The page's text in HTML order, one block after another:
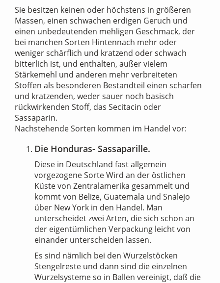
Sie besitzen keinen oder höchstens in größeren
Massen, einen schwachen erdigen Geruch und
einen unbedeutenden mehligen Geschmack, der
bei manchen Sorten Hintennach mehr oder
weniger schärflich und kratzend oder schwach
bitterlich ist, und enthalten, außer vielem
Stärkemehl und anderen mehr verbreiteten
Stoffen als besonderen Bestandteil einen scharfen
und kratzenden, weder sauer noch basisch
rückwirkenden Stoff, das Secitacin oder
Sassaparin.
Nachstehende Sorten kommen im Handel vor:
Die Honduras- Sassaparille.
Diese in Deutschland fast allgemein
vorgezogene Sorte Wird an der östlichen
Küste von Zentralamerika gesammelt und
kommt von Belize, Guatemala und Snalejo
über New York in den Handel. Man
unterscheidet zwei Arten, die sich schon an
der eigentümlichen Verpackung leicht von
einander unterscheiden lassen.
Es sind nämlich bei den Wurzelstöcken
Stengelreste und dann sind die einzelnen
Wurzelsysteme so in Ballen vereinigt, daß die